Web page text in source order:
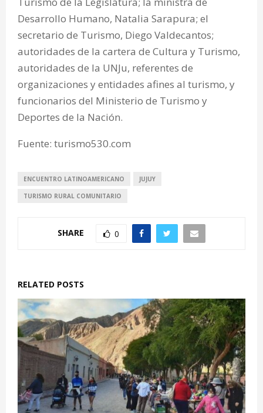
Desarrollo Humano, Natalia Sarapura; el
secretario de Turismo, Diego Valdecantos;
autoridades de la cartera de Cultura y Turismo,
autoridades de la UNJu, referentes de
organizaciones y entidades afines al turismo, y
funcionarios del Ministerio de Turismo y
Deportes de la Nación.
Fuente: turismo530.com
ENCUENTRO LATINOAMERICANO JUJUY
TURISMO RURAL COMUNITARIO
SHARE 0
RELATED POSTS